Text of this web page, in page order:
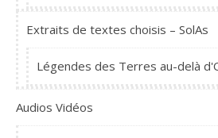
Extraits de textes choisis – SolAs
Légendes des Terres au-delà
Audios Vidéos